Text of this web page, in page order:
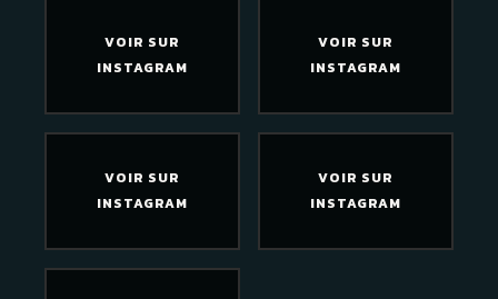
VOIR SUR
INSTAGRAM
VOIR SUR
INSTAGRAM
VOIR SUR
INSTAGRAM
VOIR SUR
INSTAGRAM